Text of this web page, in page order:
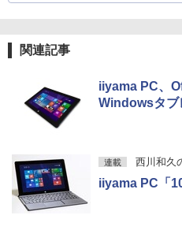
関連記事
iiyama PC、
Windowsタブ
連載 西川和久
iiyama PC「